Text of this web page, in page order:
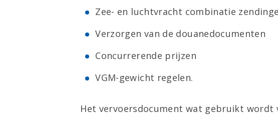
Zee- en luchtvracht combinatie
Verzorgen van de douanedocumenten
Concurrerende prijzen
VGM-gewicht regelen.
Het vervoersdocument wat gebruikt wordt